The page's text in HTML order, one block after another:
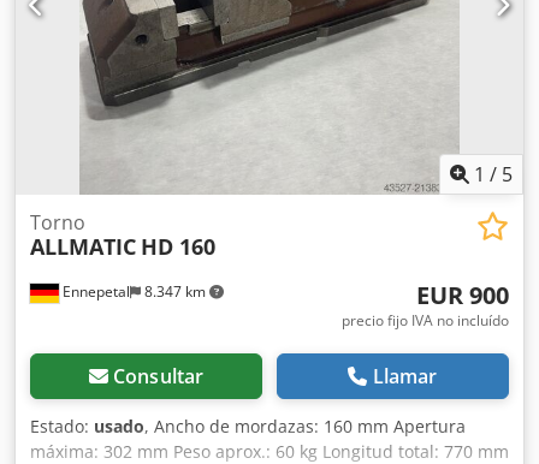
1 / 5
Ennepetal 8.347 km
Torno
ALLMATIC HD 160
EUR 900
precio fijo IVA no incluído
Consultar Llamar
Estado: usado, Ancho de mordazas: 160 mm Apertura
máxima: 302 mm Peso aprox.: 60 kg Longitud total: 770 mm